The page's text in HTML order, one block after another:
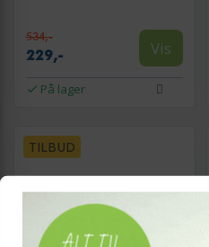
534,-
229,- Vis
På lager
TILBUD